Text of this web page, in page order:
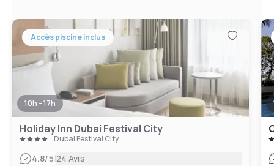
Accès piscine inclus
10h - 17h
Holiday Inn Dubai Festival City
Dubai Festival City
4.8/5|24 Avis